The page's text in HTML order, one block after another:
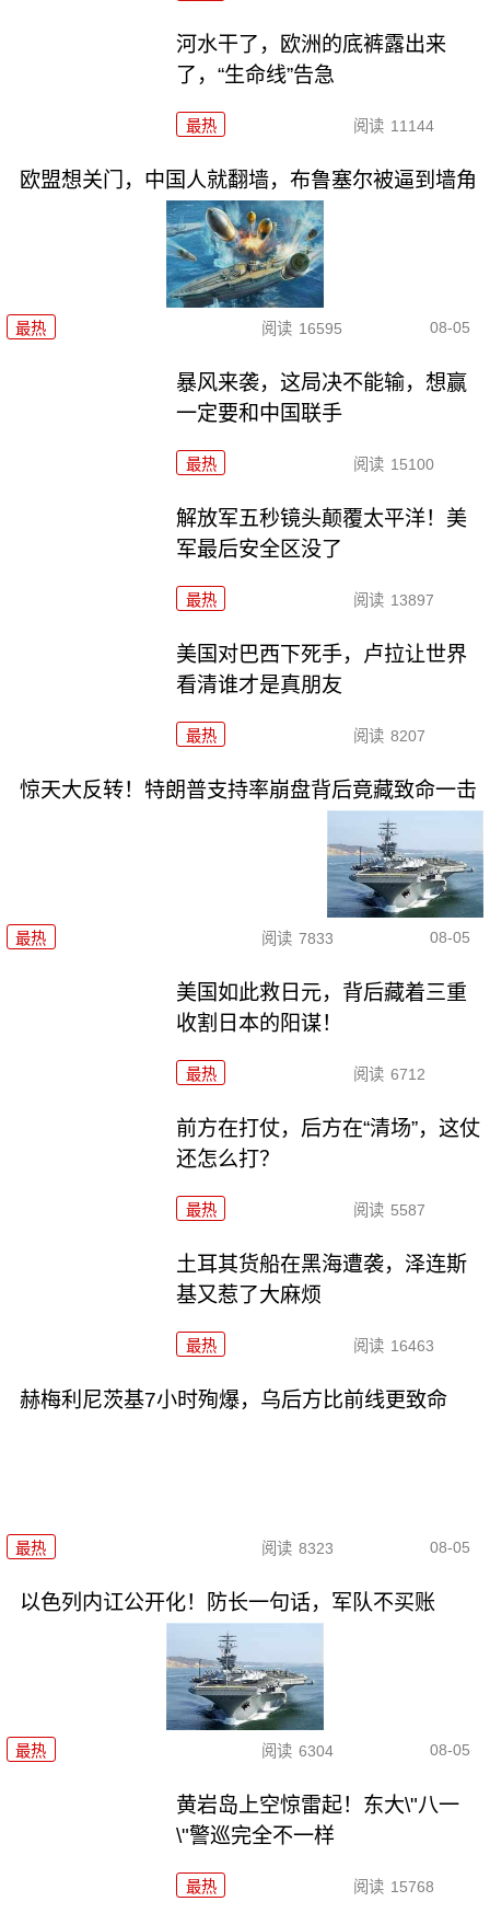
河水干了，欧洲的底裤露出来
了，“生命线”告急
最热 阅读 11144
欧盟想关门，中国人就翻墙，布鲁塞尔被逼到墙角
最热 阅读 16595 08-05
暴风来袭，这局决不能输，想赢
一定要和中国联手
最热 阅读 15100
解放军五秒镜头颠覆太平洋！美
军最后安全区没了
最热 阅读 13897
美国对巴西下死手，卢拉让世界
看清谁才是真朋友
最热 阅读 8207
惊天大反转！特朗普支持率崩盘背后竟藏致命一击
最热 阅读 7833 08-05
美国如此救日元，背后藏着三重
收割日本的阳谋！
最热 阅读 6712
前方在打仗，后方在“清场”，这仗
还怎么打？
最热 阅读 5587
土耳其货船在黑海遭袭，泽连斯
基又惹了大麻烦
最热 阅读 16463
赫梅利尼茨基7小时殉爆，乌后方比前线更致命
最热 阅读 8323 08-05
以色列内讧公开化！防长一句话，军队不买账
最热 阅读 6304 08-05
黄岩岛上空惊雷起！东大\"八一
\"警巡完全不一样
最热 阅读 15768